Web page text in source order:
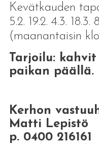
Kevätkauden
5.2. 19.2. 4.3. 18.3.
(maanantaisin
Tarjoilu:
paikan päällä.
Kerhon
Matti Lepistö
p. 0400 216161